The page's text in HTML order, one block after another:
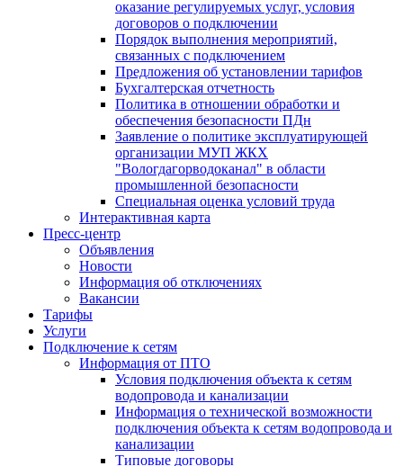
оказание регулируемых услуг, условия
договоров о подключении
Порядок выполнения мероприятий,
связанных с подключением
Предложения об установлении тарифов
Бухгалтерская отчетность
Политика в отношении обработки и
обеспечения безопасности ПДн
Заявление о политике эксплуатирующей
организации МУП ЖКХ
"Вологдагорводоканал" в области
промышленной безопасности
Специальная оценка условий труда
Интерактивная карта
Пресс-центр
Объявления
Новости
Информация об отключениях
Вакансии
Тарифы
Услуги
Подключение к сетям
Информация от ПТО
Условия подключения объекта к сетям
водопровода и канализации
Информация о технической возможности
подключения объекта к сетям водопровода и
канализации
Типовые договоры